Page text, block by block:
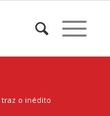
traz o inédito